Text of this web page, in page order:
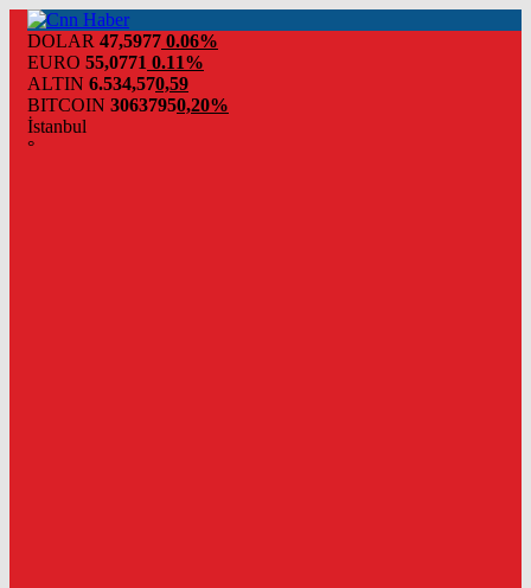
DOLAR 47,5977 0.06%
EURO 55,0771 0.11%
ALTIN 6.534,570,59
BITCOIN 30637950,20%
İstanbul
°